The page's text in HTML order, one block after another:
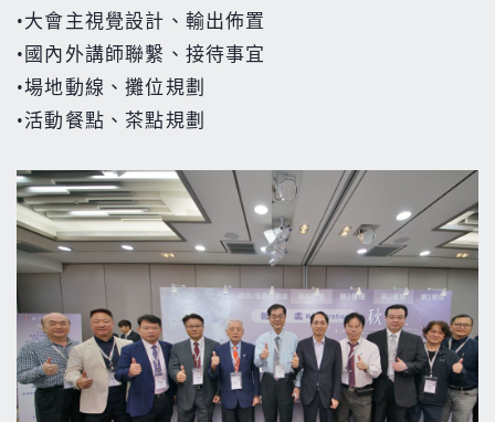
•大會主視覺設計、輸出佈置
•國內外講師聯繫、接待事宜
•場地動線、攤位規劃
•活動餐點、茶點規劃